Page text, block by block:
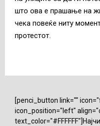
што ова е прашање на
чека повеќе ниту
протестот.
[penci_button link=""
icon_position="left"